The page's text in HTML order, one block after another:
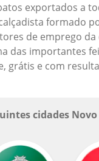
exportados a
formado
de emprego da
das importantes
grátis e com
cidades